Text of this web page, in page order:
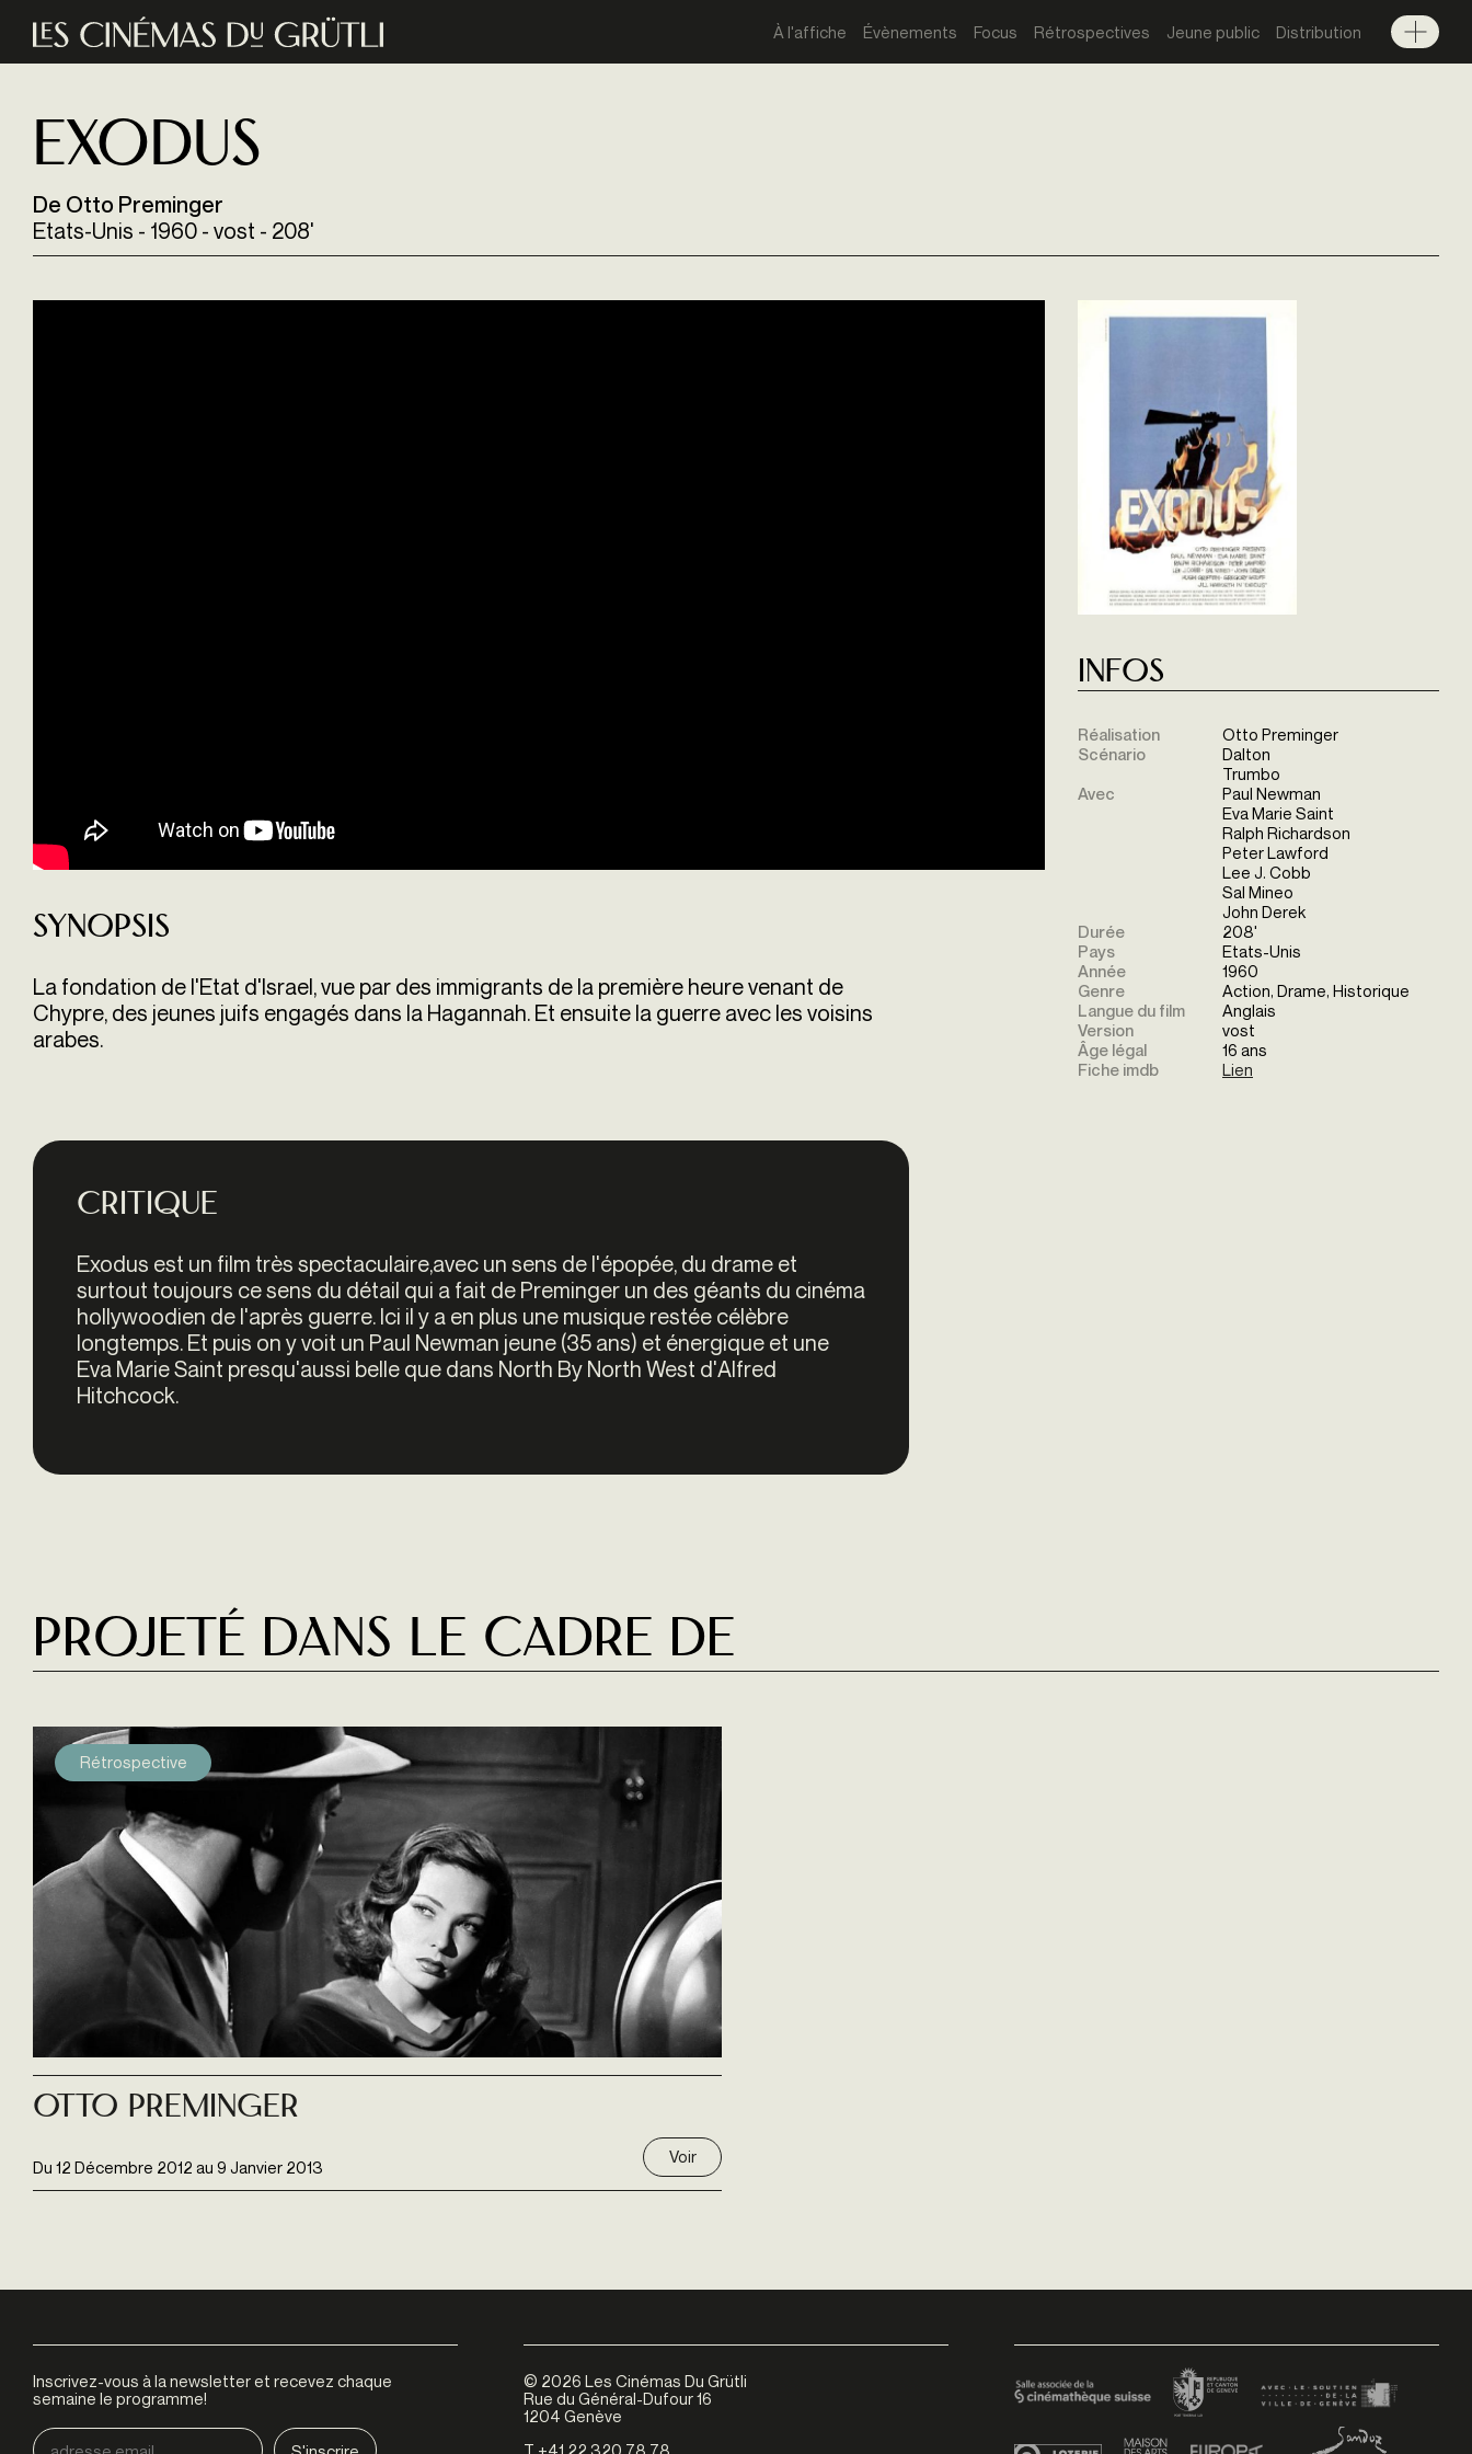
Aller au contenu principal
À l'affiche Évènements Focus Rétrospectives Jeune public Distribution
Menu
Exodus
De Otto Preminger
Etats-Unis - 1960 - vost - 208'
Synopsis
La fondation de l'Etat d'Israel, vue par des immigrants de la première heure venant de
Chypre, des jeunes juifs engagés dans la Hagannah. Et ensuite la guerre avec les voisins
arabes.
Critique
Exodus est un film très spectaculaire,avec un sens de l'épopée, du drame et
surtout toujours ce sens du détail qui a fait de Preminger un des géants du cinéma
hollywoodien de l'après guerre. Ici il y a en plus une musique restée célèbre
longtemps. Et puis on y voit un Paul Newman jeune (35 ans) et énergique et une
Eva Marie Saint presqu'aussi belle que dans North By North West d'Alfred
Hitchcock.
Infos
Réalisation
Otto Preminger
Scénario
Dalton
Trumbo
Avec
Paul Newman
Eva Marie Saint
Ralph Richardson
Peter Lawford
Lee J. Cobb
Sal Mineo
John Derek
Durée
208'
Pays
Etats-Unis
Année
1960
Genre
Action, Drame, Historique
Langue du film
Anglais
Version
vost
Âge légal
16 ans
Fiche imdb
Lien
Projeté dans le cadre de
Rétrospective
Du 12 Décembre 2012 au 9 Janvier 2013
Otto Preminger
Voir
Inscrivez-vous à la newsletter et recevez chaque
semaine le programme!
© 2026 Les Cinémas Du Grütli
Rue du Général-Dufour 16
1204 Genève